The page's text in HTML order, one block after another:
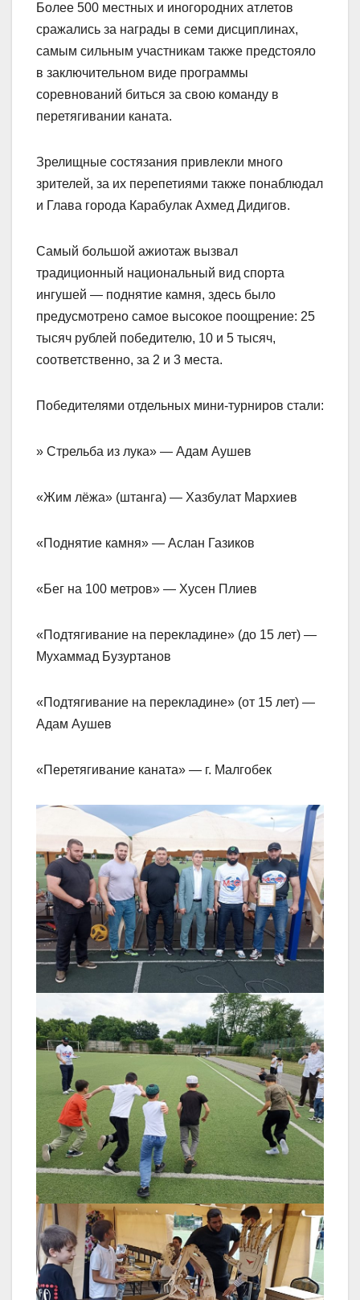
Более 500 местных и иногородних атлетов
сражались за награды в семи дисциплинах,
самым сильным участникам также предстояло
в заключительном виде программы
соревнований биться за свою команду в
перетягивании каната.
Зрелищные состязания привлекли много
зрителей, за их перепетиями также понаблюдал
и Глава города Карабулак Ахмед Дидигов.
Самый большой ажиотаж вызвал
традиционный национальный вид спорта
ингушей — поднятие камня, здесь было
предусмотрено самое высокое поощрение: 25
тысяч рублей победителю, 10 и 5 тысяч,
соответственно, за 2 и 3 места.
Победителями отдельных мини-турниров стали:
» Стрельба из лука» — Адам Аушев
«Жим лëжа» (штанга) — Хазбулат Мархиев
«Поднятие камня» — Аслан Газиков
«Бег на 100 метров» — Хусен Плиев
«Подтягивание на перекладине» (до 15 лет) —
Мухаммад Бузуртанов
«Подтягивание на перекладине» (от 15 лет) —
Адам Аушев
«Перетягивание каната» — г. Малгобек